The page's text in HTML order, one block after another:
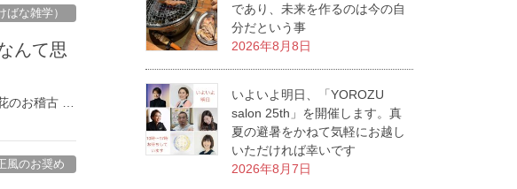
ばな雑学）
んて思
のお稽古 …
風のお奨め
であり、未来を作るのは今の自
分だという事
2026年8月8日
いよいよ明日、「YOROZU
salon 25th」を開催します。真
夏の避暑をかねて気軽にお越し
いただければ幸いです
2026年8月7日